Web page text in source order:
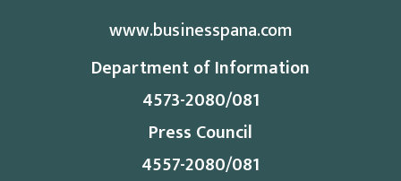
www.businesspana.com
Department of Information
4573-2080/081
Press Council
4557-2080/081